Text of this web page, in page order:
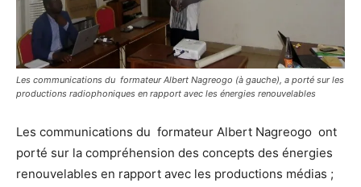
Les communications du formateur Albert Nagreogo (à gauche), a porté sur les
productions radiophoniques en rapport avec les énergies renouvelables
Les communications du formateur Albert Nagreogo ont
porté sur la compréhension des concepts des énergies
renouvelables en rapport avec les productions médias ;